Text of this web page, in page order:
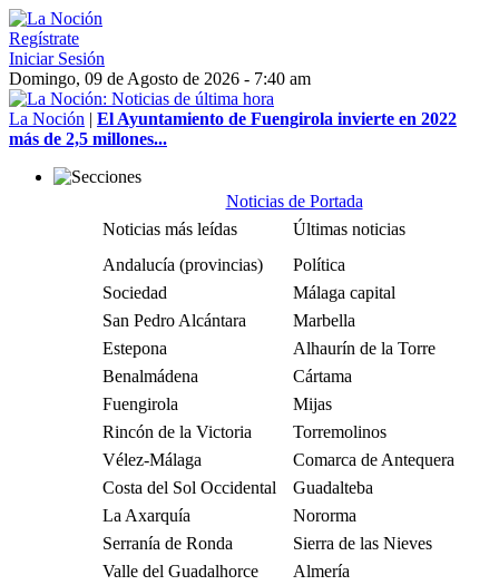
Regístrate
Iniciar Sesión
Domingo, 09 de Agosto de 2026 - 7:40 am
La Noción | El Ayuntamiento de Fuengirola invierte en 2022
más de 2,5 millones...
Noticias de Portada
Noticias más leídas
Últimas noticias
Andalucía (provincias)
Política
Sociedad
Málaga capital
San Pedro Alcántara
Marbella
Estepona
Alhaurín de la Torre
Benalmádena
Cártama
Fuengirola
Mijas
Rincón de la Victoria
Torremolinos
Vélez-Málaga
Comarca de Antequera
Costa del Sol Occidental
Guadalteba
La Axarquía
Nororma
Serranía de Ronda
Sierra de las Nieves
Valle del Guadalhorce
Almería